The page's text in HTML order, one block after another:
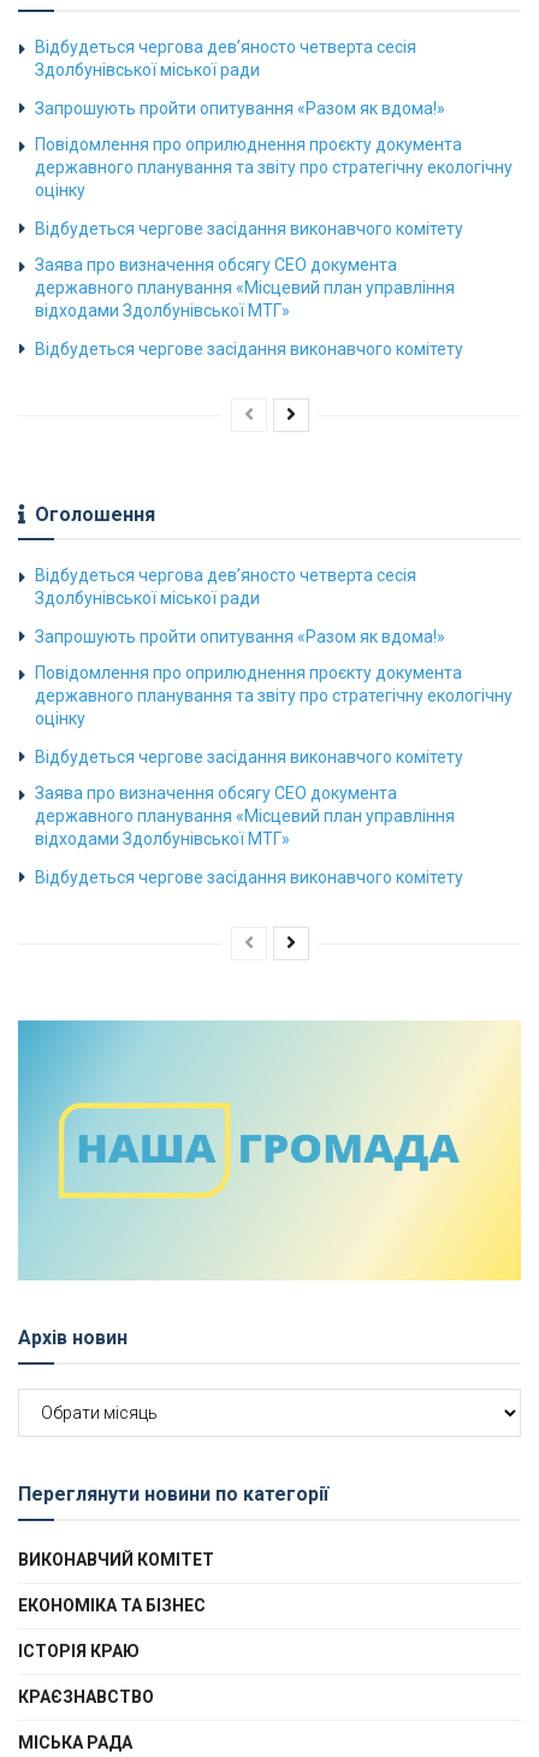
Відбудеться чергова дев’яносто четверта сесія
Здолбунівської міської ради
Запрошують пройти опитування «Разом як вдома!»
Повідомлення про оприлюднення проєкту документа
державного планування та звіту про стратегічну екологічну
оцінку
Відбудеться чергове засідання виконавчого комітету
Заява про визначення обсягу СЕО документа
державного планування «Місцевий план управління
відходами Здолбунівської МТГ»
Відбудеться чергове засідання виконавчого комітету
Оголошення
Відбудеться чергова дев’яносто четверта сесія
Здолбунівської міської ради
Запрошують пройти опитування «Разом як вдома!»
Повідомлення про оприлюднення проєкту документа
державного планування та звіту про стратегічну екологічну
оцінку
Відбудеться чергове засідання виконавчого комітету
Заява про визначення обсягу СЕО документа
державного планування «Місцевий план управління
відходами Здолбунівської МТГ»
Відбудеться чергове засідання виконавчого комітету
Архів новин
Архів
новин
Переглянути новини по категорії
ВИКОНАВЧИЙ КОМІТЕТ
ЕКОНОМІКА ТА БІЗНЕС
ІСТОРІЯ КРАЮ
КРАЄЗНАВСТВО
МІСЬКА РАДА